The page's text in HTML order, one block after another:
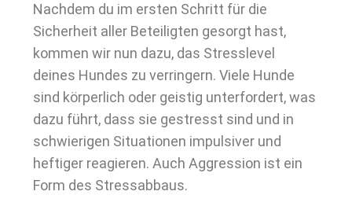
Nachdem du im ersten Schritt für die
Sicherheit aller Beteiligten gesorgt hast,
kommen wir nun dazu, das Stresslevel
deines Hundes zu verringern. Viele Hunde
sind körperlich oder geistig unterfordert, was
dazu führt, dass sie gestresst sind und in
schwierigen Situationen impulsiver und
heftiger reagieren. Auch Aggression ist ein
Form des Stressabbaus.